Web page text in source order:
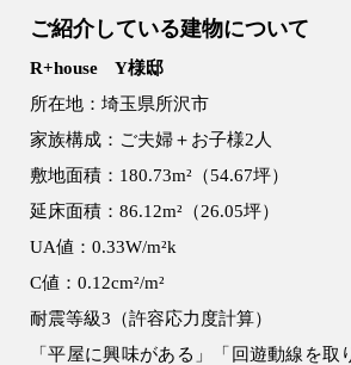
ご紹介している建物について
R+house Y様邸
所在地：埼玉県所沢市
家族構成：ご夫婦＋お子様2人
敷地面積：180.73m²（54.67坪）
延床面積：86.12m²（26.05坪）
UA値：0.33W/m²k
C値：0.12cm²/m²
耐震等級3（許容応力度計算）
「平屋に興味がある」「回遊動線を取
アフターメンテナンス
営業時間 9時〜17時（定休／水曜
04-2950-7171
04-2968-5522